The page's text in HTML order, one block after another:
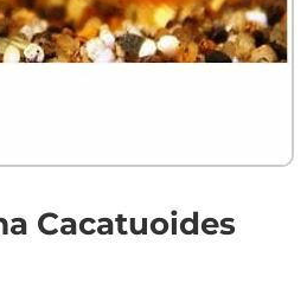
Cacatuoides